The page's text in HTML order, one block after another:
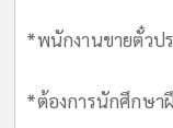
*พนักงานขายตั๋วป
*ต้องการนักศึกษา